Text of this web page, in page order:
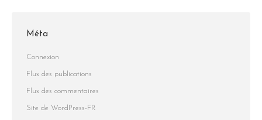
Méta
Connexion
Flux des publications
Flux des commentaires
Site de WordPress-FR